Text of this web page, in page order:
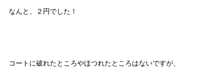
なんと、２円でした！
コートに破れたところやほつれたところはないですが、